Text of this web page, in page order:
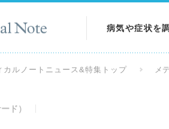
病気や症状を
カルノートニュース&特集トップ メ
ド）